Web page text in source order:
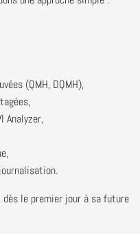
(QMH, DQMH),
Analyzer,
le premier jour à sa future